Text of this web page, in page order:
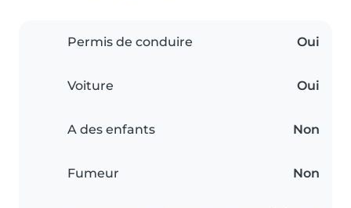
Permis de conduire Oui
Voiture Oui
A des enfants Non
Fumeur Non